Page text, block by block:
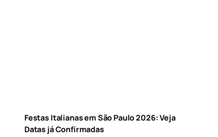
Festas Italianas em São Paulo 2026: Veja
Datas já Confirmadas